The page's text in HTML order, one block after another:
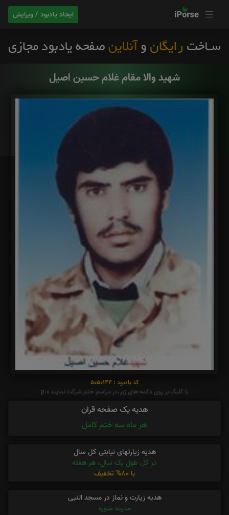
ایجاد یادبود / ویرایش
شهید والا مقام غلام حسین اصیل
کد یادبود : 5050144
با کلیک بر روی دکمه های زیر،در مراسم ختم شرکت نمایید p:0
هدیه یک صفحه قرآن
هر ماه سه ختم کامل
هدیه زیارتهای نیابتی کل سال
در کل طول یک سال، هر هفته
با 80% تخفیف
هدیه زیارت و نماز در مسجد النبی
مدینه منوره